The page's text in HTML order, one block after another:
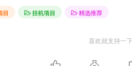
目 挂机项目 精选推荐
喜欢就支持一